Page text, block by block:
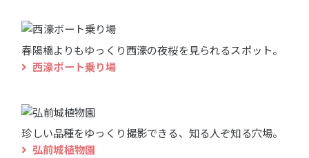
春陽橋よりもゆっくり西濠の夜桜を見られるスポット。
西濠ボート乗り場
珍しい品種をゆっくり撮影できる、知る人ぞ知る穴場。
弘前城植物園